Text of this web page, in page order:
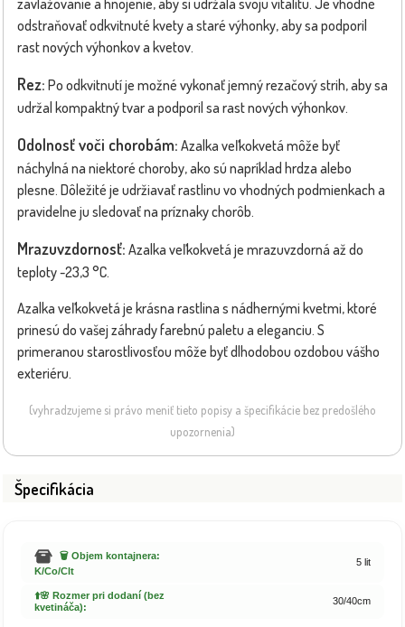
odstraňovať odkvitnuté kvety a staré výhonky, aby sa podporil
rast nových výhonkov a kvetov.
Rez: Po odkvitnutí je možné vykonať jemný rezačový strih, aby sa
udržal kompaktný tvar a podporil sa rast nových výhonkov.
Odolnosť voči chorobám: Azalka veľkokvetá môže byť
náchylná na niektoré choroby, ako sú napríklad hrdza alebo
plesne. Dôležité je udržiavať rastlinu vo vhodných podmienkach a
pravidelne ju sledovať na príznaky chorôb.
Mrazuvzdornosť: Azalka veľkokvetá je mrazuvzdorná až do
teploty -23,3 °C.
Azalka veľkokvetá je krásna rastlina s nádhernými kvetmi, ktoré
prinesú do vašej záhrady farebnú paletu a eleganciu. S
primeranou starostlivosťou môže byť dlhodobou ozdobou vášho
exteriéru.
(vyhradzujeme si právo meniť tieto popisy a špecifikácie bez predošlého
upozornenia)
Špecifikácia
🗑️ Objem kontajnera:
K/Co/Clt
5 lit
⬆️🌸 Rozmer pri dodaní (bez
kvetináča):
30/40cm